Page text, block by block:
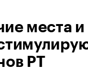
места
РТ